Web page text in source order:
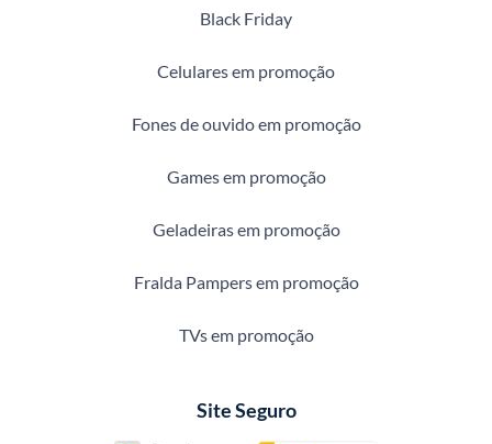
Black Friday
Celulares em promoção
Fones de ouvido em promoção
Games em promoção
Geladeiras em promoção
Fralda Pampers em promoção
TVs em promoção
Site Seguro